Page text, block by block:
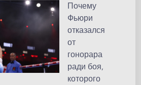
Почему
Фьюри
отказался
от
гонорара
ради боя,
которого